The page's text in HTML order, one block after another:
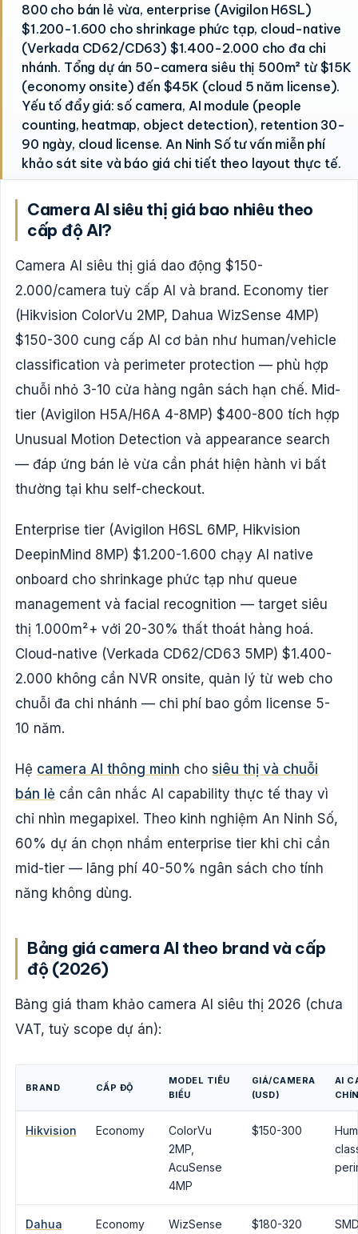
800 cho bán lẻ vừa, enterprise (Avigilon H6SL)
$1.200-1.600 cho shrinkage phức tạp, cloud-native
(Verkada CD62/CD63) $1.400-2.000 cho đa chi
nhánh. Tổng dự án 50-camera siêu thị 500m² từ $15K
(economy onsite) đến $45K (cloud 5 năm license).
Yếu tố đẩy giá: số camera, AI module (people
counting, heatmap, object detection), retention 30-
90 ngày, cloud license. An Ninh Số tư vấn miễn phí
khảo sát site và báo giá chi tiết theo layout thực tế.
Camera AI siêu thị giá bao nhiêu theo
cấp độ AI?
Camera AI siêu thị giá dao động $150-
2.000/camera tuỳ cấp AI và brand. Economy tier
(Hikvision ColorVu 2MP, Dahua WizSense 4MP)
$150-300 cung cấp AI cơ bản như human/vehicle
classification và perimeter protection — phù hợp
chuỗi nhỏ 3-10 cửa hàng ngân sách hạn chế. Mid-
tier (Avigilon H5A/H6A 4-8MP) $400-800 tích hợp
Unusual Motion Detection và appearance search
— đáp ứng bán lẻ vừa cần phát hiện hành vi bất
thường tại khu self-checkout.
Enterprise tier (Avigilon H6SL 6MP, Hikvision
DeepinMind 8MP) $1.200-1.600 chạy AI native
onboard cho shrinkage phức tạp như queue
management và facial recognition — target siêu
thị 1.000m²+ với 20-30% thất thoát hàng hoá.
Cloud-native (Verkada CD62/CD63 5MP) $1.400-
2.000 không cần NVR onsite, quản lý từ web cho
chuỗi đa chi nhánh — chi phí bao gồm license 5-
10 năm.
Hệ camera AI thông minh cho siêu thị và chuỗi
bán lẻ cần cân nhắc AI capability thực tế thay vì
chỉ nhìn megapixel. Theo kinh nghiệm An Ninh Số,
60% dự án chọn nhầm enterprise tier khi chỉ cần
mid-tier — lãng phí 40-50% ngân sách cho tính
năng không dùng.
Bảng giá camera AI theo brand và cấp
độ (2026)
Bảng giá tham khảo camera AI siêu thị 2026 (chưa
VAT, tuỳ scope dự án):
BRAND CẤP ĐỘ
MODEL TIÊU
BIỂU
GIÁ/CAMERA
(USD)
AI
Hikvision Economy
ColorVu
2MP,
AcuSense
4MP
$150-300
Dahua Economy
WizSense
$180-320